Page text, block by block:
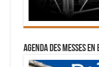
Agenda des messes